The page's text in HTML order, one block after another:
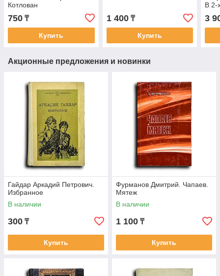
Котлован
750 ₸
Купить
1 400₸
Купить
В 2-
3
Акционные предложения и новинки
Гайдар Аркадий Петрович.
Избранное
В наличии
300 ₸
Купить
Фурманов Дмитрий. Чапаев.
Мятеж
В наличии
1 100 ₸
Купить